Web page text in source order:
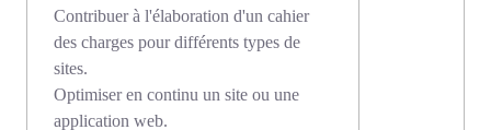
Contribuer à l'élaboration d'un cahier
des charges pour différents types de
sites.
Optimiser en continu un site ou une
application web.